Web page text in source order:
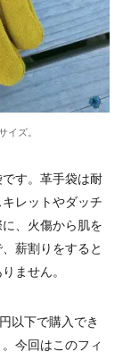
イズ。
す。革手袋は耐
レットやダッチ
、火傷から肌を
薪割りをすると
ません。
以下で購入でき
今回はこのフィ